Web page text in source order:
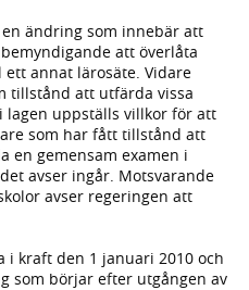
ändring som innebär att
att överlåta
annat lärosäte. Vidare
tillstånd att utfärda vissa
lagen uppställs villkor för att
som har fått tillstånd att
en gemensam examen i
avser ingår. Motsvarande
avser regeringen att
i kraft den 1 januari 2010 och
som börjar efter utgången av